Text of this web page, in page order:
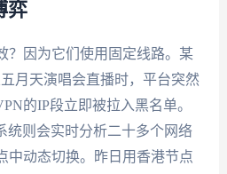
弈
？因为它们使用固定线路。某
月天演唱会直播时，平台突然
的IP段立即被拉入黑名单。
统则会实时分析二十多个网络
中动态切换。昨日用香港节点